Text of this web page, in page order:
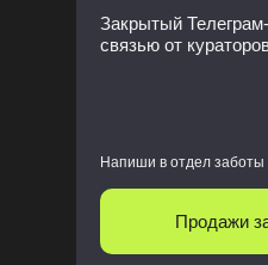
Закрытый
связью от
Продажи
Напиши в отдел заботы